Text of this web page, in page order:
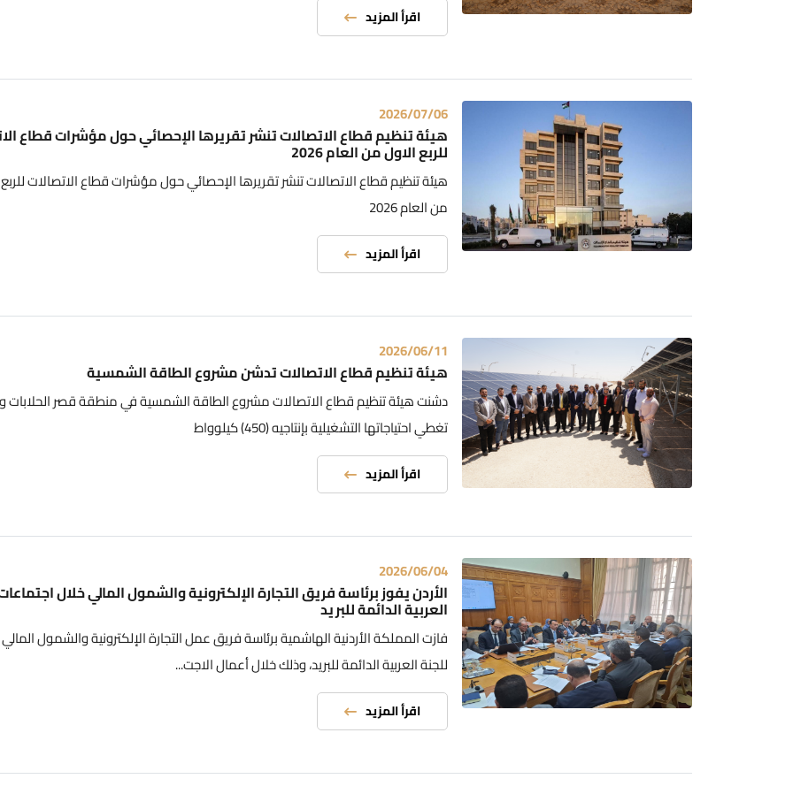
اقرأ المزيد
2026/07/06
هيئة تنظيم قطاع الاتصالات تنشر تقريرها الإحصائي حول مؤشرات قطاع
للربع الاول من العام 2026
هيئة تنظيم قطاع الاتصالات تنشر تقريرها الإحصائي حول مؤشرات قطاع الاتصالات
من العام 2026
اقرأ المزيد
2026/06/11
هيئة تنظيم قطاع الاتصالات تدشن مشروع الطاقة الشمسية
دشنت هيئة تنظيم قطاع الاتصالات مشروع الطاقة الشمسية في منطقة قصر الحلابات
تغطي احتياجاتها التشغيلية بإنتاجيه (450) كيلوواط
اقرأ المزيد
2026/06/04
الأردن يفوز برئاسة فريق التجارة الإلكترونية والشمول المالي خلال
العربية الدائمة للبريد
فازت المملكة الأردنية الهاشمية برئاسة فريق عمل التجارة الإلكترونية والشمول المالي
للجنة العربية الدائمة للبريد، وذلك خلال أعمال الاجت...
اقرأ المزيد